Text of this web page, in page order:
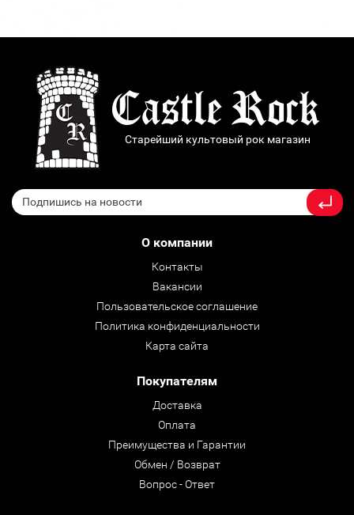
Старейший культовый рок магазин
О компании
Контакты
Вакансии
Пользовательское соглашение
Политика конфиденциальности
Карта сайта
Покупателям
Доставка
Оплата
Преимущества и Гарантии
Обмен / Возврат
Вопрос - Ответ